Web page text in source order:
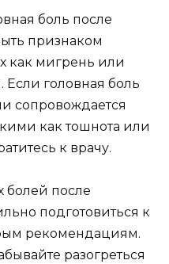
боль после
признаком
как мигрень или
Если головная боль
сопровождается
как тошнота или
к врачу.
болей после
подготовиться к
рекомендациям.
разогреться